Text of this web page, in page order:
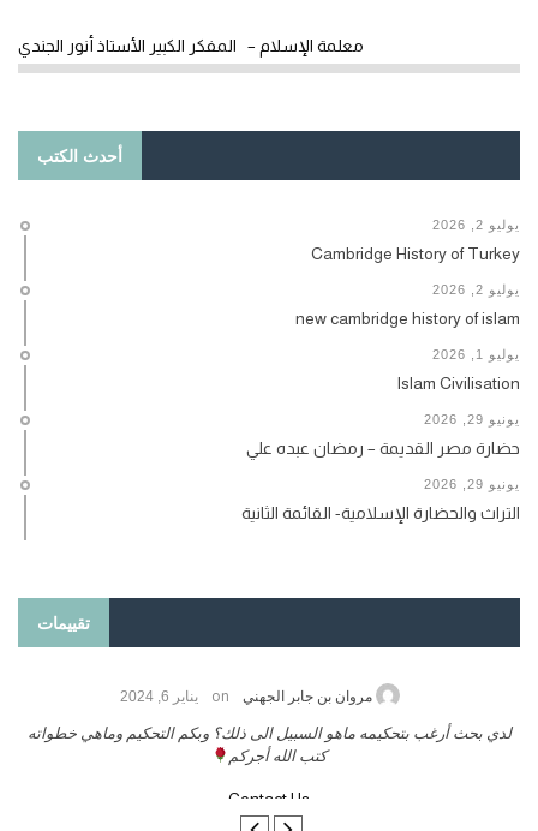
معلمة الإسلام – المفكر الكبير الأستاذ أنور الجندي
أحدث الكتب
يوليو 2, 2026
Cambridge History of Turkey
يوليو 2, 2026
new cambridge history of islam
يوليو 1, 2026
Islam Civilisation
يونيو 29, 2026
حضارة مصر القديمة – رمضان عبده علي
يونيو 29, 2026
التراث والحضارة الإسلامية- القائمة الثانية
تقييمات
حامد الزريقي on يناير 25, 2026
السلام عليكم ورحمة الله وبركاتة أرغب بنشر كتابي معكم